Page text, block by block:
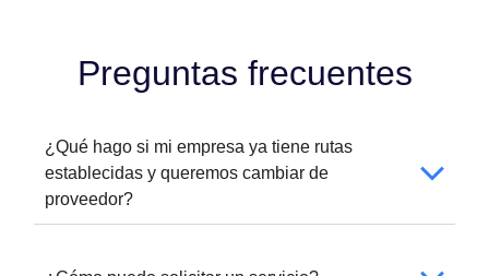
Preguntas frecuentes
¿Qué hago si mi empresa ya tiene rutas
establecidas y queremos cambiar de
proveedor?